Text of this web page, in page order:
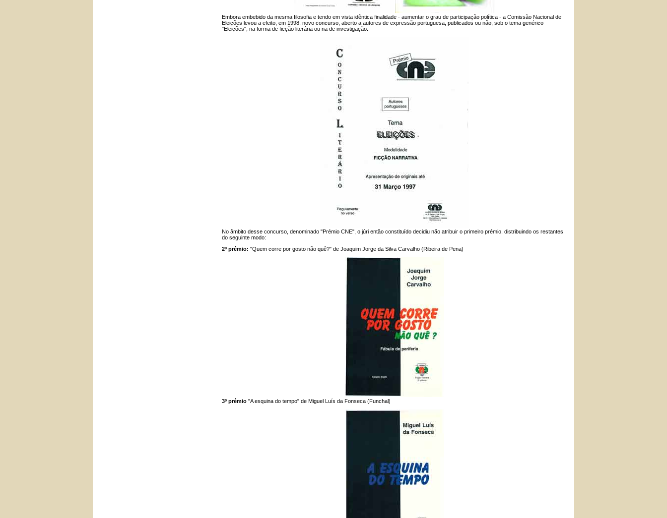
Embora embebido da mesma filosofia e tendo em vista idêntica finalidade - aumentar o grau de participação política - a Comissão Nacional de
Eleições levou a efeito, em 1998, novo concurso, aberto a autores de expressão portuguesa, publicados ou não, sob o tema genérico
"Eleições", na forma de ficção literária ou na de investigação.
No âmbito desse concurso, denominado "Prémio CNE", o júri então constituído decidiu não atribuir o primeiro prémio, distribuindo os restantes
do seguinte modo:
2º prémio: "Quem corre por gosto não quê?" de Joaquim Jorge da Silva Carvalho (Ribeira de Pena)
3º prémio "A esquina do tempo" de Miguel Luís da Fonseca (Funchal)